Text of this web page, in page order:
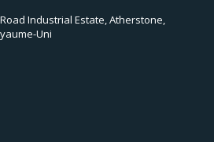
Industrial Estate, Atherstone,
Uni